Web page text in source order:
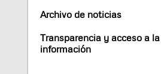
Archivo de noticias
Transparencia y acceso a la
información